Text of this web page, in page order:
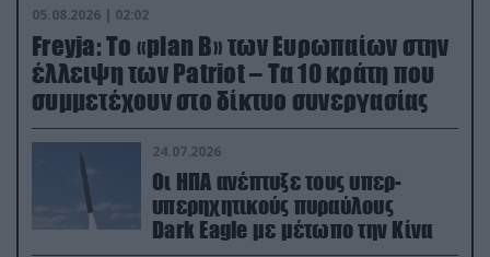
05.08.2026 | 02:02
Freyja: Το «plan Β» των Ευρωπαίων στην
έλλειψη των Patriot – Τα 10 κράτη που
συμμετέχουν στο δίκτυο συνεργασίας
24.07.2026
Οι ΗΠΑ ανέπτυξε τους υπερ-
υπερηχητικούς πυραύλους
Dark Eagle με μέτωπο την Κίνα